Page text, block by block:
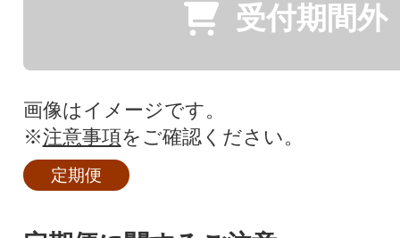
受付期間外
画像はイメージです。
※注意事項をご確認ください。
定期便